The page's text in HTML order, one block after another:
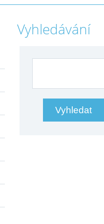
Vyhledávání